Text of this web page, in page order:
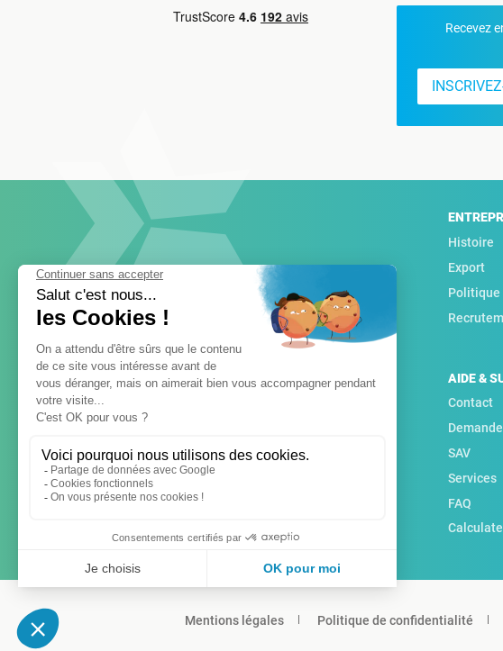
Recevez
Histoire
Export
Politique
AIDE &
Contact
SAV
Services
FAQ
Mentions légales Politique de confidentialité